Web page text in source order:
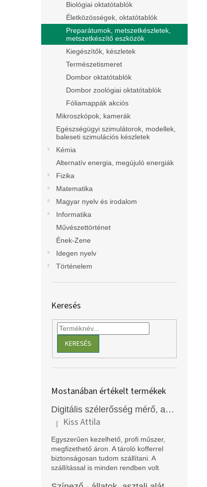
Biológiai oktatótablók
Életközösségek, oktatótablók
Preparátumok, metszetkészletek,
metszetkészítő eszközök
Kiegészítők, készletek
Természetismeret
Dombor oktatótablók
Dombor zoológiai oktatótablók
Fóliamappák akciós
Mikroszkópok, kamerák
Egészségügyi szimulátorok, modellek,
baleseti szimulációs készletek
Kémia
Alternatív energia, megújuló energiák
Fizika
Matematika
Magyar nyelv és irodalom
Informatika
Művészettörténet
Ének-Zene
Idegen nyelv
Történelem
Keresés
KERESÉS
Mostanában értékelt termékek
Digitális szélerősség mérő, anemométer, EM2250
A termék értékelése 5-ből 5 csillag.
| Kiss Attila
Egyszerűen kezelhető, profi műszer,
megfizethető áron. A tároló kofferrel
biztonságosan tudom szállítani. A
szállítással is minden rendben volt.